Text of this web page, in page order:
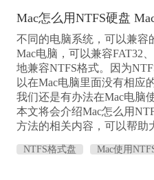
Mac怎么用NTFS硬盘
不同的电脑系统，可以兼容
Mac电脑，可以兼容FAT32
地兼容NTFS格式。因为
以在Mac电脑里面没有相应
我们还是有办法在Mac电脑
本文将会介绍Mac怎么用
方法的相关内容，可以帮助
NTFS格式盘 Mac使用